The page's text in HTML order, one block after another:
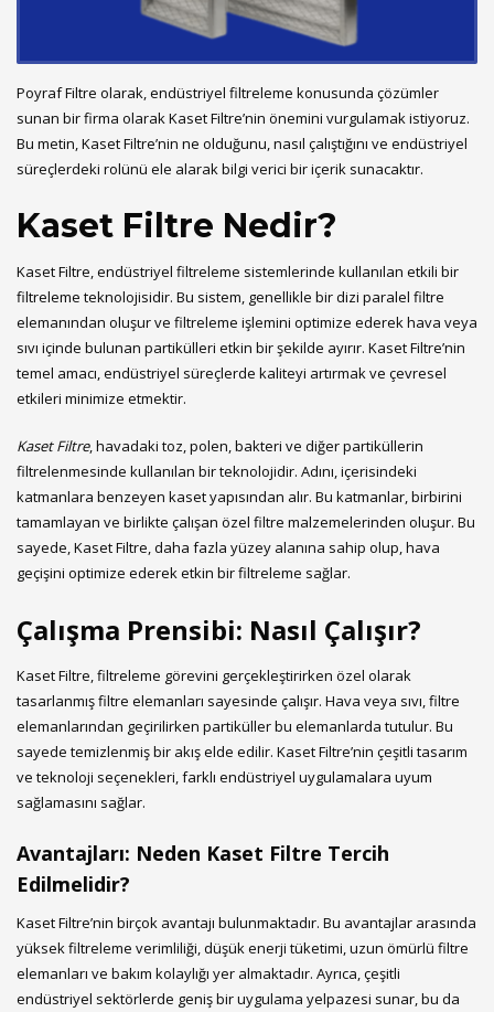
Poyraf Filtre olarak, endüstriyel filtreleme konusunda çözümler
sunan bir firma olarak Kaset Filtre’nin önemini vurgulamak istiyoruz.
Bu metin, Kaset Filtre’nin ne olduğunu, nasıl çalıştığını ve endüstriyel
süreçlerdeki rolünü ele alarak bilgi verici bir içerik sunacaktır.
Kaset Filtre Nedir?
Kaset Filtre, endüstriyel filtreleme sistemlerinde kullanılan etkili bir
filtreleme teknolojisidir. Bu sistem, genellikle bir dizi paralel filtre
elemanından oluşur ve filtreleme işlemini optimize ederek hava veya
sıvı içinde bulunan partikülleri etkin bir şekilde ayırır. Kaset Filtre’nin
temel amacı, endüstriyel süreçlerde kaliteyi artırmak ve çevresel
etkileri minimize etmektir.
Kaset Filtre, havadaki toz, polen, bakteri ve diğer partiküllerin
filtrelenmesinde kullanılan bir teknolojidir. Adını, içerisindeki
katmanlara benzeyen kaset yapısından alır. Bu katmanlar, birbirini
tamamlayan ve birlikte çalışan özel filtre malzemelerinden oluşur. Bu
sayede, Kaset Filtre, daha fazla yüzey alanına sahip olup, hava
geçişini optimize ederek etkin bir filtreleme sağlar.
Çalışma Prensibi: Nasıl Çalışır?
Kaset Filtre, filtreleme görevini gerçekleştirirken özel olarak
tasarlanmış filtre elemanları sayesinde çalışır. Hava veya sıvı, filtre
elemanlarından geçirilirken partiküller bu elemanlarda tutulur. Bu
sayede temizlenmiş bir akış elde edilir. Kaset Filtre’nin çeşitli tasarım
ve teknoloji seçenekleri, farklı endüstriyel uygulamalara uyum
sağlamasını sağlar.
Avantajları: Neden Kaset Filtre Tercih
Edilmelidir?
Kaset Filtre’nin birçok avantajı bulunmaktadır. Bu avantajlar arasında
yüksek filtreleme verimliliği, düşük enerji tüketimi, uzun ömürlü filtre
elemanları ve bakım kolaylığı yer almaktadır. Ayrıca, çeşitli
endüstriyel sektörlerde geniş bir uygulama yelpazesi sunar, bu da